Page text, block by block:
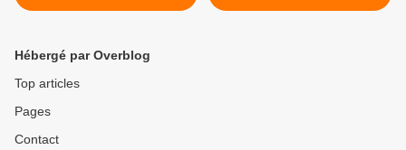
l'adoption -> adopté
l'adoption -> adoptée >
Hébergé par Overblog
Top articles
Pages
Contact